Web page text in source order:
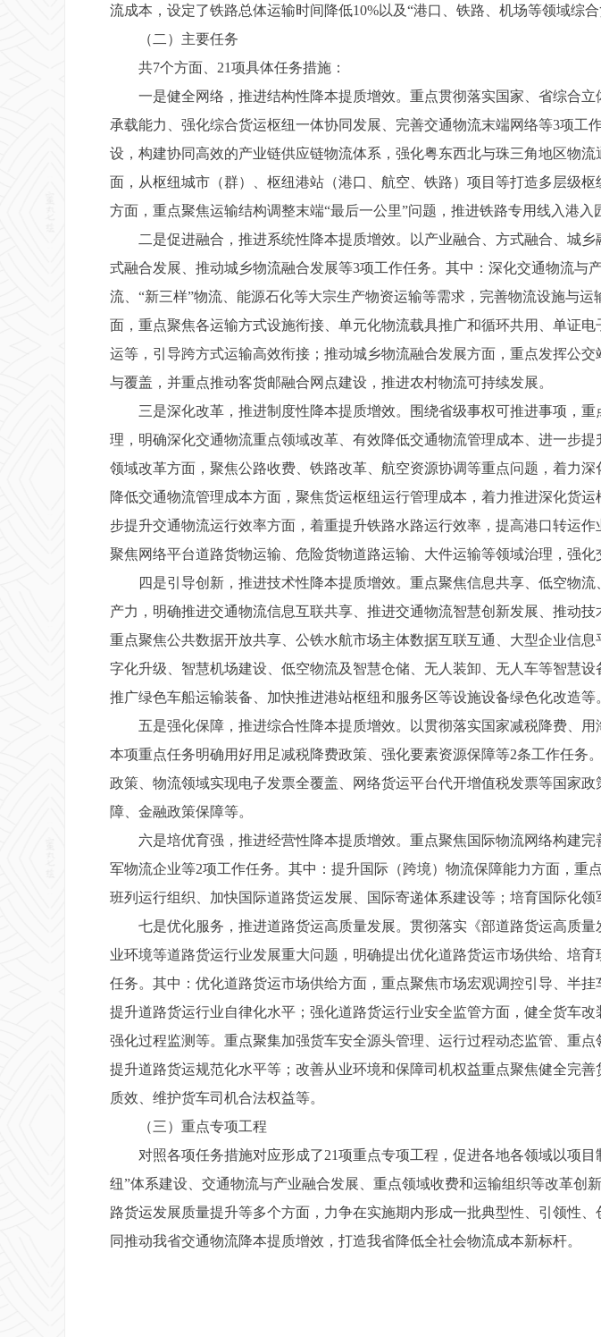
流成本，设定了铁路总体运输时间降低10%以及“港口、铁路、机场等领域综
（二）主要任务
共7个方面、21项具体任务措施：
一是健全网络，推进结构性降本提质增效。重点贯彻落实国家、省综合立
承载能力、强化综合货运枢纽一体协同发展、完善交通物流末端网络等3项
设，构建协同高效的产业链供应链物流体系，强化粤东西北与珠三角地区物
面，从枢纽城市（群）、枢纽港站（港口、航空、铁路）项目等打造多层级
方面，重点聚焦运输结构调整末端“最后一公里”问题，推进铁路专用线入港
二是促进融合，推进系统性降本提质增效。以产业融合、方式融合、城乡
式融合发展、推动城乡物流融合发展等3项工作任务。其中：深化交通物流
流、“新三样”物流、能源石化等大宗生产物资运输等需求，完善物流设施与
面，重点聚焦各运输方式设施衔接、单元化物流载具推广和循环共用、单证
运等，引导跨方式运输高效衔接；推动城乡物流融合发展方面，重点发挥公
与覆盖，并重点推动客货邮融合网点建设，推进农村物流可持续发展。
三是深化改革，推进制度性降本提质增效。围绕省级事权可推进事项，重
理，明确深化交通物流重点领域改革、有效降低交通物流管理成本、进一步
领域改革方面，聚焦公路收费、铁路改革、航空资源协调等重点问题，着力
降低交通物流管理成本方面，聚焦货运枢纽运行管理成本，着力推进深化货
步提升交通物流运行效率方面，着重提升铁路水路运行效率，提高港口转运
聚焦网络平台道路货物运输、危险货物道路运输、大件运输等领域治理，强
四是引导创新，推进技术性降本提质增效。重点聚焦信息共享、低空物流
产力，明确推进交通物流信息互联共享、推进交通物流智慧创新发展、推动
重点聚焦公共数据开放共享、公铁水航市场主体数据互联互通、大型企业信
字化升级、智慧机场建设、低空物流及智慧仓储、无人装卸、无人车等智慧
推广绿色车船运输装备、加快推进港站枢纽和服务区等设施设备绿色化改造等
五是强化保障，推进综合性降本提质增效。以贯彻落实国家减税降费、用
本项重点任务明确用好用足减税降费政策、强化要素资源保障等2条工作任
政策、物流领域实现电子发票全覆盖、网络货运平台代开增值税发票等国家
障、金融政策保障等。
六是培优育强，推进经营性降本提质增效。重点聚焦国际物流网络构建完
军物流企业等2项工作任务。其中：提升国际（跨境）物流保障能力方面，
班列运行组织、加快国际道路货运发展、国际寄递体系建设等；培育国际化
七是优化服务，推进道路货运高质量发展。贯彻落实《部道路货运高质量
业环境等道路货运行业发展重大问题，明确提出优化道路货运市场供给、培
任务。其中：优化道路货运市场供给方面，重点聚焦市场宏观调控引导、半
提升道路货运行业自律化水平；强化道路货运行业安全监管方面，健全货车
强化过程监测等。重点聚集加强货车安全源头管理、运行过程动态监管、重
提升道路货运规范化水平等；改善从业环境和保障司机权益重点聚焦健全完
质效、维护货车司机合法权益等。
（三）重点专项工程
对照各项任务措施对应形成了21项重点专项工程，促进各地各领域以项目
纽”体系建设、交通物流与产业融合发展、重点领域收费和运输组织等改革
路货运发展质量提升等多个方面，力争在实施期内形成一批典型性、引领性
同推动我省交通物流降本提质增效，打造我省降低全社会物流成本新标杆。